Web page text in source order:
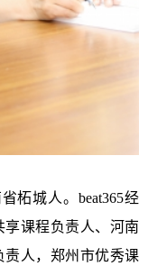
柘城人。beat365经
课程负责人、河南
人，郑州市优秀课